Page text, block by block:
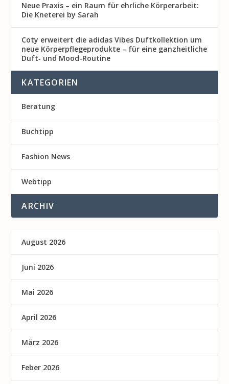
Neue Praxis – ein Raum für ehrliche Körperarbeit:
Die Kneterei by Sarah
Coty erweitert die adidas Vibes Duftkollektion um
neue Körperpflegeprodukte – für eine ganzheitliche
Duft‑ und Mood-Routine
KATEGORIEN
Beratung
Buchtipp
Fashion News
Webtipp
ARCHIV
August 2026
Juni 2026
Mai 2026
April 2026
März 2026
Feber 2026